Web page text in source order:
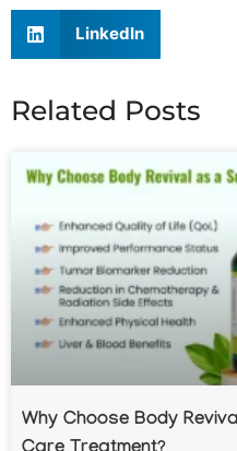
LinkedIn
Related Posts
Why Choose Body